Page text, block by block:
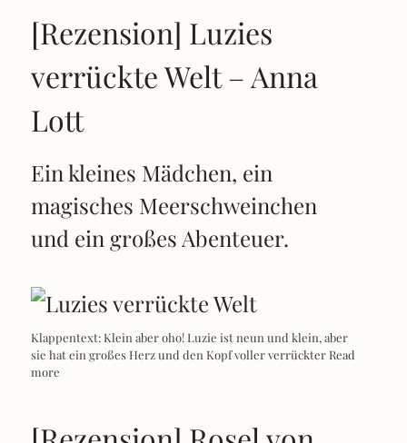
[Rezension] Luzies
verrückte Welt – Anna
Lott
Ein kleines Mädchen, ein
magisches Meerschweinchen
und ein großes Abenteuer.
Klappentext: Klein aber oho! Luzie ist neun und klein, aber
sie hat ein großes Herz und den Kopf voller verrückterRead
more